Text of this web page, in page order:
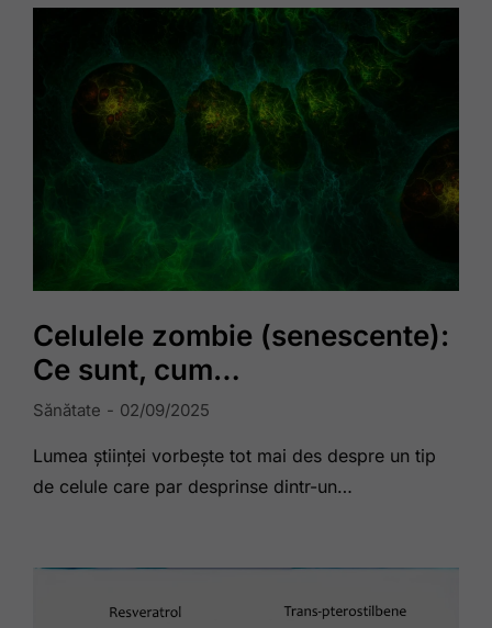
Celulele zombie (senescente):
Ce sunt, cum…
Sănătate 02/09/2025
Lumea științei vorbește tot mai des despre un tip
de celule care par desprinse dintr-un…